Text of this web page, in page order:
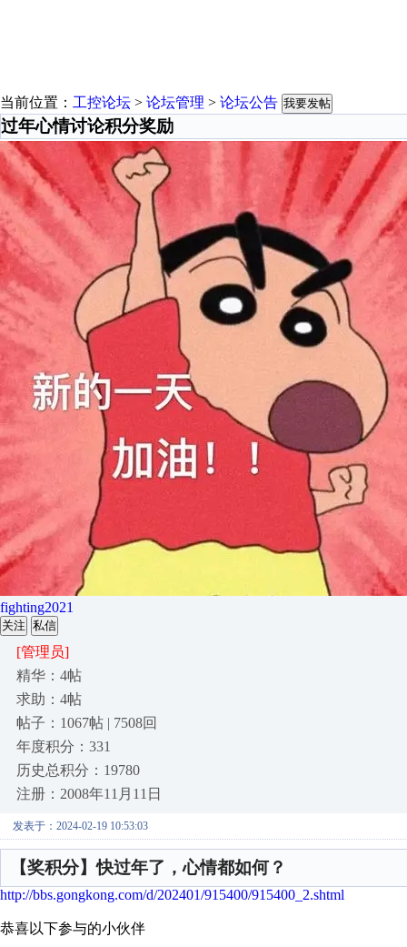
当前位置： 工控论坛 > 论坛管理 > 论坛公告 我要发帖
过年心情讨论积分奖励
fighting2021
关注 私信
[管理员]
精华：4帖
求助：4帖
帖子：1067帖 | 7508回
年度积分：331
历史总积分：19780
注册：2008年11月11日
发表于：2024-02-19 10:53:03
【奖积分】快过年了，心情都如何？
http://bbs.gongkong.com/d/202401/915400/915400_2.shtml
恭喜以下参与的小伙伴